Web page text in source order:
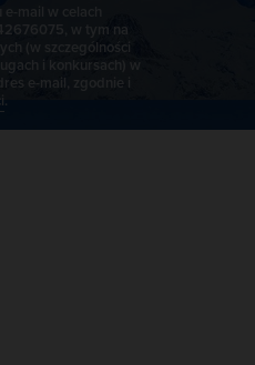
mail w celach
w tym na
(w szczególności
i konkursach) w
e-mail, zgodnie i
.